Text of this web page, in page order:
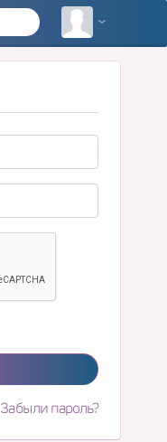
Забыли пароль?